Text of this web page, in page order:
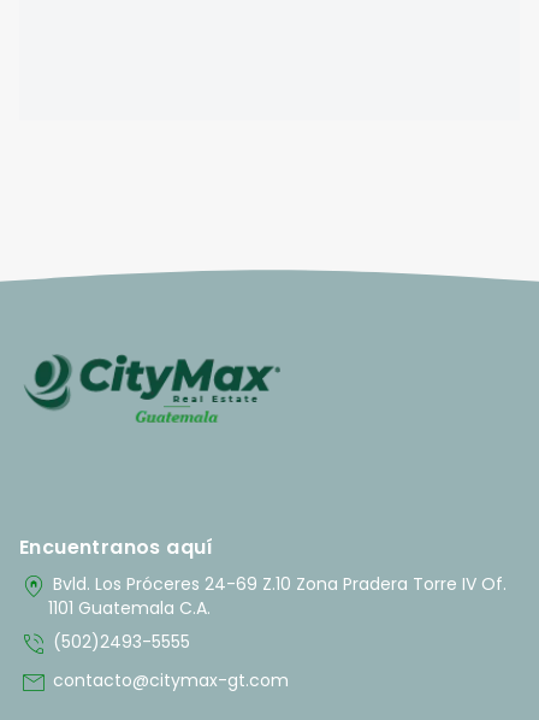
Encuentranos aquí
home_pin Bvld. Los Próceres 24-69 Z.10 Zona Pradera Torre IV Of.
1101 Guatemala C.A.
phone_in_talk (502)2493-5555
mail contacto@citymax-gt.com